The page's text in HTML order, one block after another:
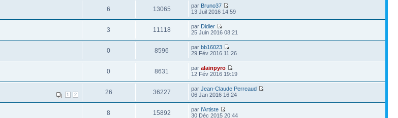
6 13065 par Bruno37
13 Juil 2016 14:59
3 11118 par Didier
25 Juin 2016 08:21
0 8596 parbb16023
29 Fév 2016 11:26
0 8631 paralainpyro
12 Fév 2016 19:19
1 2 26 36227 parJean-Claude Perreaud
06 Jan 2016 16:24
8 15892 parl'Artiste
30 Déc 2015 20:44